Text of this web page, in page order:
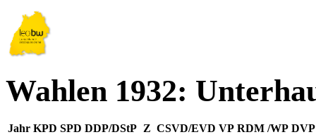
Wahlen 1932:
Jahr KPD SPD DDP/DStP Z CSVD/EVD VP RDM /WP DVP